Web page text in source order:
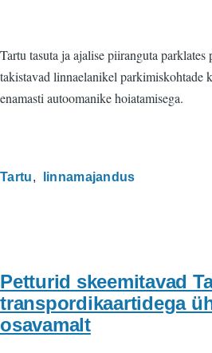
Tartu tasuta ja ajalise piiranguta parklates
takistavad linnaelanikel parkimiskohtade
enamasti autoomanike hoiatamisega.
Tartu linnamajandus
Petturid skeemitavad
transpordikaartidega
osavamalt